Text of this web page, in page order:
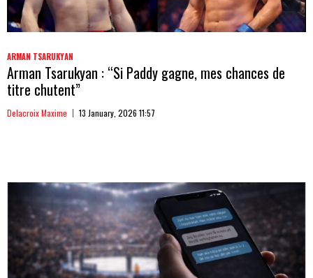
ARMAN TSARUKYAN
Arman Tsarukyan : “Si Paddy gagne, mes chances de
titre chutent”
Delacroix Maxime 13 January, 2026 11:57